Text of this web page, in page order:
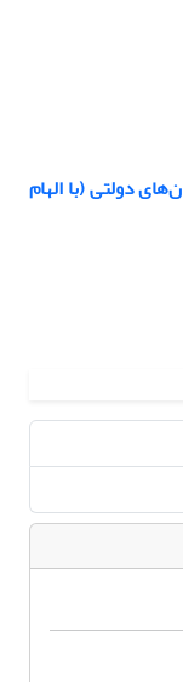
دولتی (با الهام